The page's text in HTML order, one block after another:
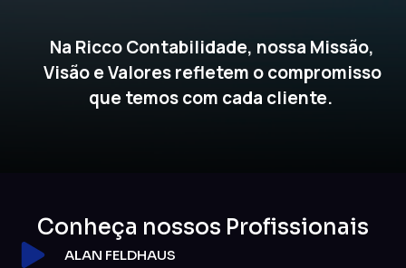
Na Ricco Contabilidade, nossa Missão,
Visão e Valores refletem o compromisso
que temos com cada cliente.
Conheça nossos Profissionais
ALAN FELDHAUS